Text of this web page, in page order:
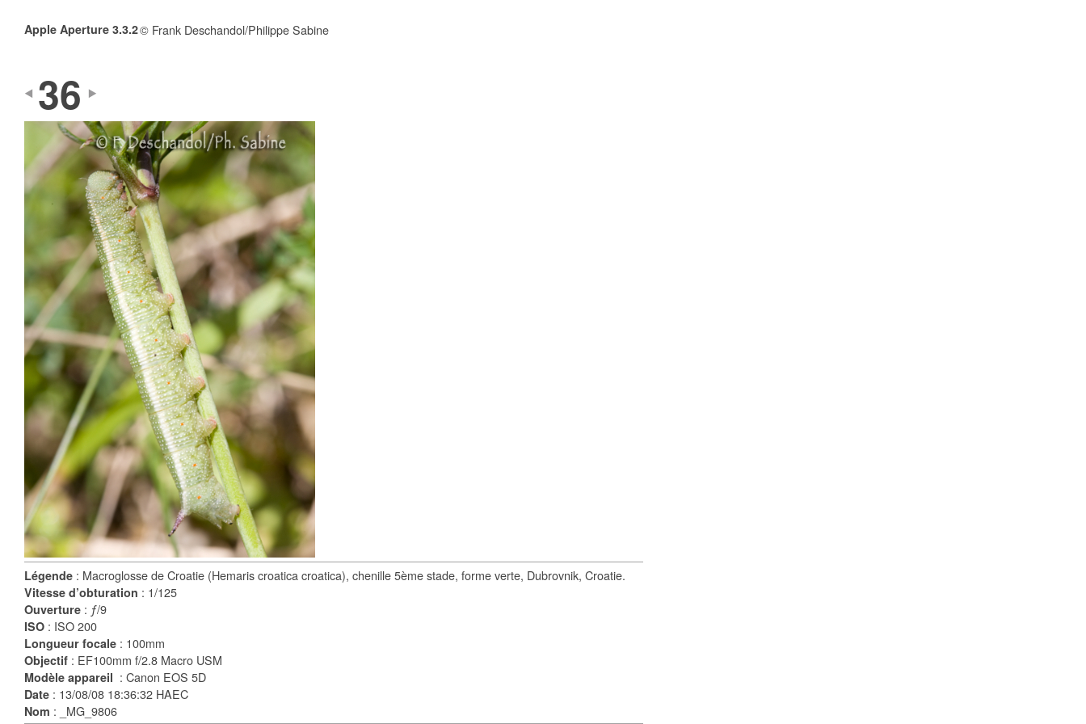
Apple Aperture 3.3.2© Frank Deschandol/Philippe Sabine
36
Légende : Macroglosse de Croatie (Hemaris croatica croatica), chenille 5ème stade, forme verte, Dubrovnik, Croatie.
Vitesse d’obturation : 1/125
Ouverture : ƒ/9
ISO : ISO 200
Longueur focale : 100mm
Objectif : EF100mm f/2.8 Macro USM
Modèle appareil : Canon EOS 5D
Date : 13/08/08 18:36:32 HAEC
Nom : _MG_9806